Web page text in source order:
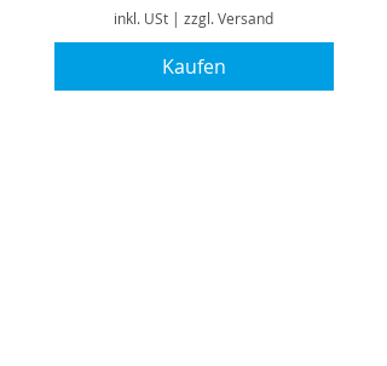
inkl. USt | zzgl. Versand
Kaufen